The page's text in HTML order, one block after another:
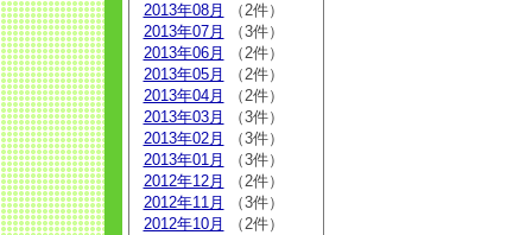
2013年08月
（2件）
2013年07月
（3件）
2013年06月
（2件）
2013年05月
（2件）
2013年04月
（2件）
2013年03月
（3件）
2013年02月
（3件）
2013年01月
（3件）
2012年12月
（2件）
2012年11月
（3件）
2012年10月
（2件）